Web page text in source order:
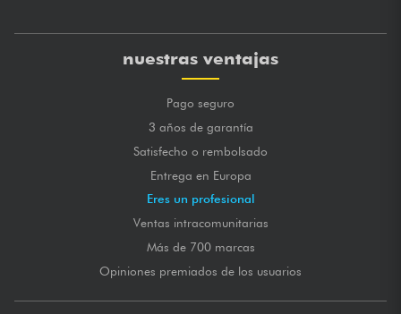
nuestras ventajas
Pago seguro
3 años de garantía
Satisfecho o rembolsado
Entrega en Europa
Eres un profesional
Ventas intracomunitarias
Más de 700 marcas
Opiniones premiados de los usuarios